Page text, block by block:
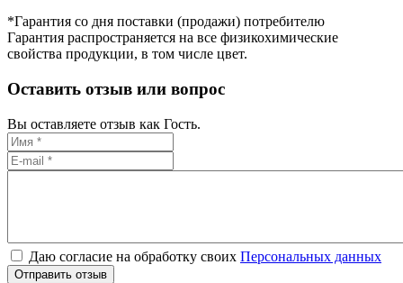
*Гарантия со дня поставки (продажи) потребителю
Гарантия распространяется на все физикохимические
свойства продукции, в том числе цвет.
Оставить отзыв или вопрос
Вы оставляете отзыв как Гость.
Даю согласие на обработку своих Персональных данных
Отправить отзыв